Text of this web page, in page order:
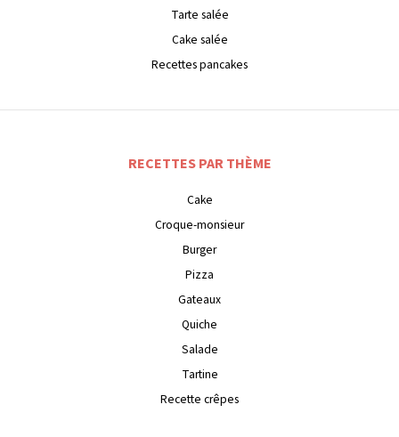
Tarte salée
Cake salée
Recettes pancakes
RECETTES PAR THÈME
Cake
Croque-monsieur
Burger
Pizza
Gateaux
Quiche
Salade
Tartine
Recette crêpes